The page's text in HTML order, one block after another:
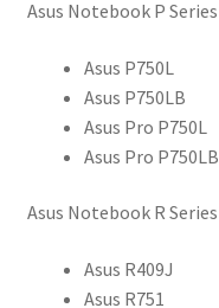
Asus Notebook P Series
Asus P750L
Asus P750LB
Asus Pro P750L
Asus Pro P750LB
Asus Notebook R Series
Asus R409J
Asus R751